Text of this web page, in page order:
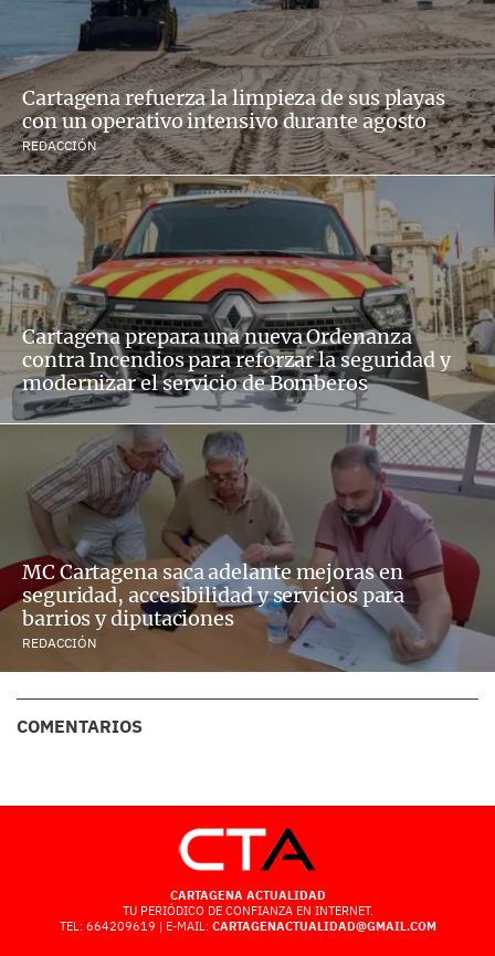
Cartagena refuerza la limpieza de sus playas
con un operativo intensivo durante agosto
REDACCIÓN
Cartagena prepara una nueva Ordenanza
contra Incendios para reforzar la seguridad y
modernizar el servicio de Bomberos
MC Cartagena saca adelante mejoras en
seguridad, accesibilidad y servicios para
barrios y diputaciones
REDACCIÓN
COMENTARIOS
CARTAGENA ACTUALIDAD
TU PERIÓDICO DE CONFIANZA EN INTERNET.
TEL: 664209619 | E-MAIL: CARTAGENACTUALIDAD@GMAIL.COM